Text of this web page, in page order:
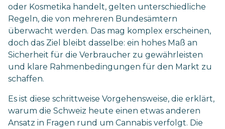
oder Kosmetika handelt, gelten unterschiedliche
Regeln, die von mehreren Bundesämtern
überwacht werden. Das mag komplex erscheinen,
doch das Ziel bleibt dasselbe: ein hohes Maß an
Sicherheit für die Verbraucher zu gewährleisten
und klare Rahmenbedingungen für den Markt zu
schaffen.
Es ist diese schrittweise Vorgehensweise, die erklärt,
warum die Schweiz heute einen etwas anderen
Ansatz in Fragen rund um Cannabis verfolgt. Die